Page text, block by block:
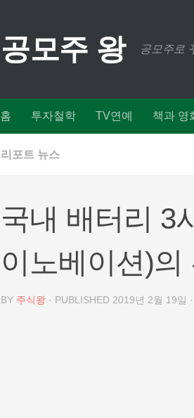
공모주 왕 공모주로
홈 투자철학 TV연예 책과 영
리포트 뉴스
국내 배터리 3
이노베이션)의
BY 주식왕 · PUBLISHED 2019년 2월 19일